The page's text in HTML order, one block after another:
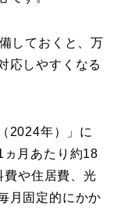
しておくと、万
応しやすくなる
2024年）」に
ヵ月あたり約18
費や住居費、光
月固定的にかか